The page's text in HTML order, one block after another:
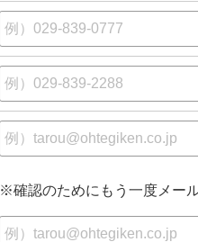
※確認のためにもう一度メー